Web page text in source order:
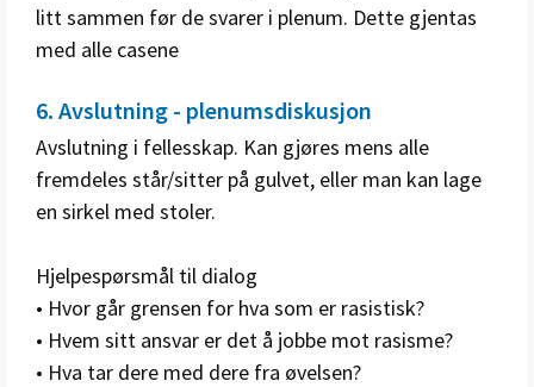
litt sammen før de svarer i plenum. Dette gjentas
med alle casene
6. Avslutning - plenumsdiskusjon
Avslutning i fellesskap. Kan gjøres mens alle
fremdeles står/sitter på gulvet, eller man kan lage
en sirkel med stoler.
Hjelpespørsmål til dialog
• Hvor går grensen for hva som er rasistisk?
• Hvem sitt ansvar er det å jobbe mot rasisme?
• Hva tar dere med dere fra øvelsen?